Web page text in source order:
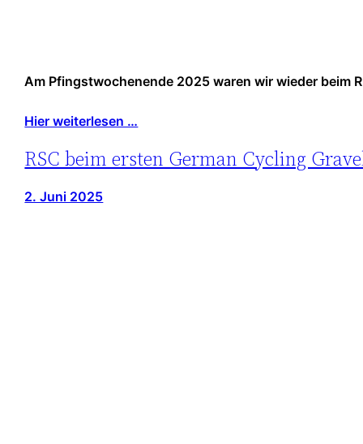
Am Pfingstwochenende 2025 waren wir wieder beim
Hier weiterlesen …
RSC beim ersten German Cycling
2. Juni 2025